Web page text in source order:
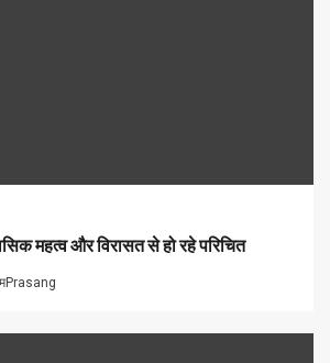
महत्व और विरासत से हो रहे परिचित